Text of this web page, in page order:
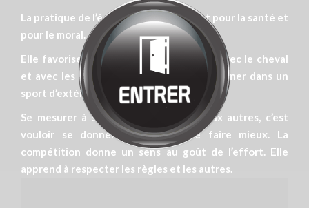
Bienvenue chez
MANÈGE DE LA
TUILERIE
Cliquez pour entrer